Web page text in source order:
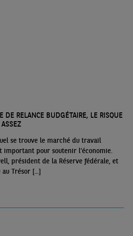
DE RELANCE BUDGÉTAIRE, LE RISQUE
se trouve le marché du travail
pour soutenir l’économie.
président de la Réserve fédérale, et
Trésor [...]